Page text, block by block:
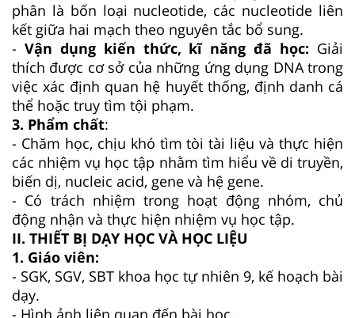
phân là bốn loại nucleotide, các nucleotide liên
kết giữa hai mạch theo nguyên tắc bổ sung.
- Vận dụng kiến thức, kĩ năng đã học: Giải
thích được cơ sở của những ứng dụng DNA trong
việc xác định quan hệ huyết thống, định danh cá
thể hoặc truy tìm tội phạm.
3. Phẩm chất:
- Chăm học, chịu khó tìm tòi tài liệu và thực hiện
các nhiệm vụ học tập nhằm tìm hiểu về di truyền,
biến dị, nucleic acid, gene và hệ gene.
- Có trách nhiệm trong hoạt động nhóm, chủ
động nhận và thực hiện nhiệm vụ học tập.
II. THIẾT BỊ DẠY HỌC VÀ HỌC LIỆU
1. Giáo viên:
- SGK, SGV, SBT khoa học tự nhiên 9, kế hoạch bài
dạy.
- Hình ảnh liên quan đến bài học.